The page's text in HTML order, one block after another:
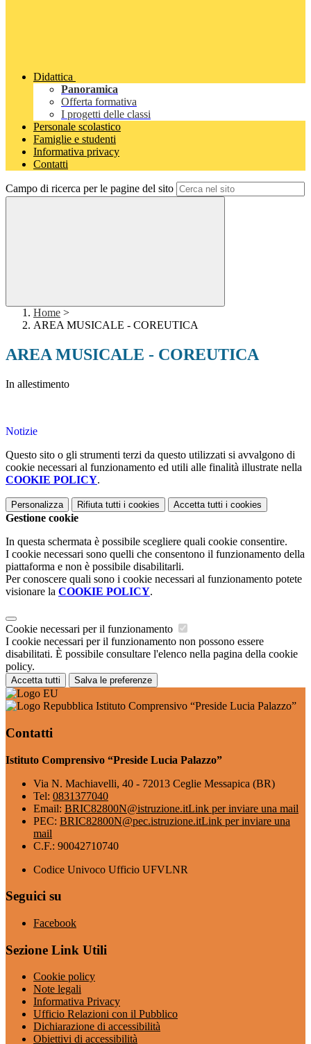
Didattica
Panoramica
Offerta formativa
I progetti delle classi
Personale scolastico
Famiglie e studenti
Informativa privacy
Contatti
Campo di ricerca per le pagine del sito
Home >
AREA MUSICALE - COREUTICA
AREA MUSICALE - COREUTICA
In allestimento
Notizie
Questo sito o gli strumenti terzi da questo utilizzati si avvalgono di
cookie necessari al funzionamento ed utili alle finalità illustrate nella
COOKIE POLICY.
Personalizza Rifiuta tutti i cookies Accetta tutti i cookies
Gestione cookie
In questa schermata è possibile scegliere quali cookie consentire.
I cookie necessari sono quelli che consentono il funzionamento della
piattaforma e non è possibile disabilitarli.
Per conoscere quali sono i cookie necessari al funzionamento potete
visionare la COOKIE POLICY.
Cookie necessari per il funzionamento
I cookie necessari per il funzionamento non possono essere
disabilitati. È possibile consultare l'elenco nella pagina della cookie
policy.
Accetta tutti Salva le preferenze
Istituto Comprensivo “Preside Lucia Palazzo”
Contatti
Istituto Comprensivo “Preside Lucia Palazzo”
Via N. Machiavelli, 40 - 72013 Ceglie Messapica (BR)
Tel: 0831377040
Email: BRIC82800N@istruzione.itLink per inviare una mail
PEC: BRIC82800N@pec.istruzione.itLink per inviare una
mail
C.F.: 90042710740
Codice Univoco Ufficio UFVLNR
Seguici su
Facebook
Sezione Link Utili
Cookie policy
Note legali
Informativa Privacy
Ufficio Relazioni con il Pubblico
Dichiarazione di accessibilità
Obiettivi di accessibilità